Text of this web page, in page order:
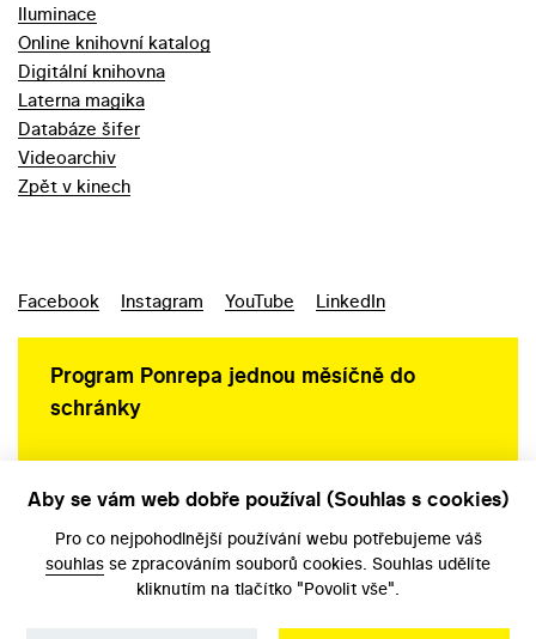
Iluminace
Online knihovní katalog
Digitální knihovna
Laterna magika
Databáze šifer
Videoarchiv
Zpět v kinech
Facebook Instagram YouTube LinkedIn
Program Ponrepa jednou měsíčně do
schránky
Aby se vám web dobře používal (Souhlas s cookies)
Pro co nejpohodlnější používání webu potřebujeme váš
souhlas se zpracováním souborů cookies. Souhlas udělíte
kliknutím na tlačítko "Povolit vše".